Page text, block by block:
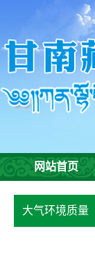
网站首页
大气环境质量